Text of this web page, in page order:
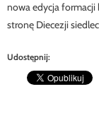
nowa edycja
stronę Diecezji
Udostępnij: